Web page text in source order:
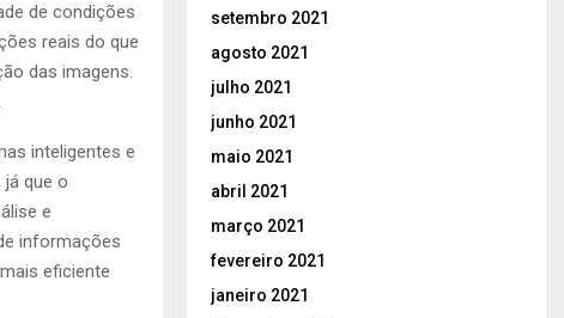
de condições
reais do que
das imagens.
inteligentes e
que o
e
informações
eficiente
setembro 2021
agosto 2021
julho 2021
junho 2021
maio 2021
abril 2021
março 2021
fevereiro 2021
janeiro 2021